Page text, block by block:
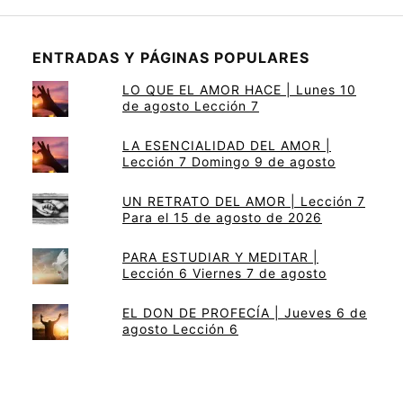
ENTRADAS Y PÁGINAS POPULARES
LO QUE EL AMOR HACE | Lunes 10
de agosto Lección 7
LA ESENCIALIDAD DEL AMOR |
Lección 7 Domingo 9 de agosto
UN RETRATO DEL AMOR | Lección 7
Para el 15 de agosto de 2026
PARA ESTUDIAR Y MEDITAR |
Lección 6 Viernes 7 de agosto
EL DON DE PROFECÍA | Jueves 6 de
agosto Lección 6